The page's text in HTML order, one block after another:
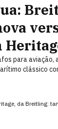
para aviação,
clássico
da Breitling: